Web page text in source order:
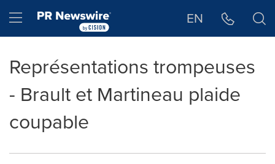
Hamburger menu EN
Représentations trompeuses
- Brault et Martineau plaide
coupable